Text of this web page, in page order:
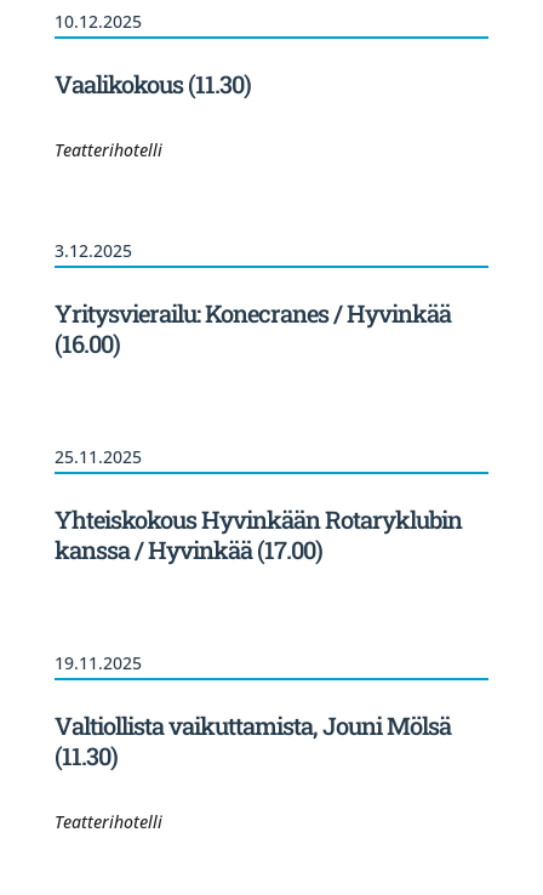
10.12.2025
Vaalikokous (11.30)
Teatterihotelli
3.12.2025
Yritysvierailu: Konecranes / Hyvinkää
(16.00)
25.11.2025
Yhteiskokous Hyvinkään Rotaryklubin
kanssa / Hyvinkää (17.00)
19.11.2025
Valtiollista vaikuttamista, Jouni Mölsä
(11.30)
Teatterihotelli